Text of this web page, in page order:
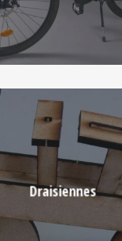
Draisiennes